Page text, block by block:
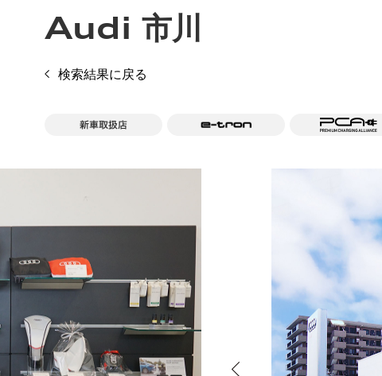
Audi 市川
検索結果に戻る